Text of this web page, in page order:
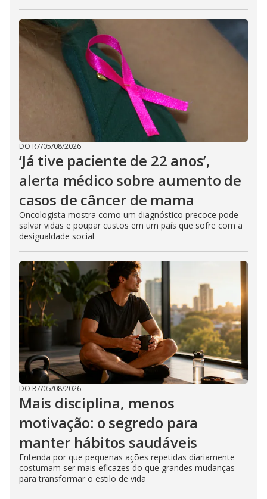
DO R7/05/08/2026
‘Já tive paciente de 22 anos’,
alerta médico sobre aumento de
casos de câncer de mama
Oncologista mostra como um diagnóstico precoce pode
salvar vidas e poupar custos em um país que sofre com a
desigualdade social
DO R7/05/08/2026
Mais disciplina, menos
motivação: o segredo para
manter hábitos saudáveis
Entenda por que pequenas ações repetidas diariamente
costumam ser mais eficazes do que grandes mudanças
para transformar o estilo de vida